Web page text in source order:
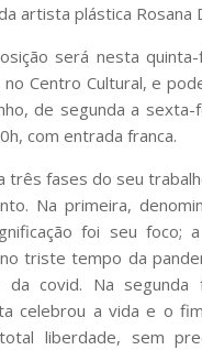
Esportes
Interativos
e Financeiro
artista plástica Rosana
será nesta
no Centro Cultural, e
de segunda a sexta-
com entrada franca.
três fases do seu
Na primeira,
foi seu foco;
triste tempo da
da covid. Na segunda
celebrou a vida e o
liberdade, sem